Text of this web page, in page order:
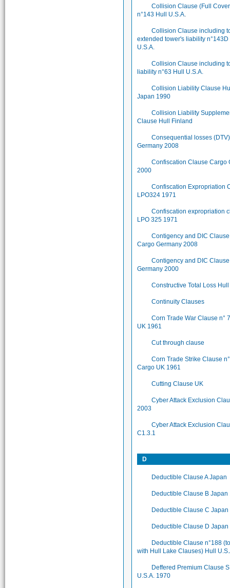
Collision Clause (Full
n°143 Hull U.S.A
Collision Clause including
extended tower's liability
U.S.A.
Collision Clause including
liability n°63 Hull U.S.A.
Collision Liability Clause
Japan 1990
Collision Liability
Clause Hull Finland
Consequential losses
Germany 2008
Confiscation Clause Cargo
2000
Confiscation Expropriation
LPO324 1971
Confiscation expropriation
LPO 325 1971
Contigency and DIC
Cargo Germany 2008
Contigency and DIC
Germany 2000
Constructive Total Loss Hull
Continuity Clauses
Corn Trade War Clause n°
UK 1961
Cut through clause
Corn Trade Strike Clause
Cargo UK 1961
Cutting Clause UK
Cyber Attack Exclusion
2003
Cyber Attack Exclusion
C1.3.1
D
Deductible Clause A Japan
Deductible Clause B Japan
Deductible Clause C Japan
Deductible Clause D Japan
Deductible Clause n°188
with Hull Lake Clauses) Hull
Deffered Premium Clause
U.S.A. 1970